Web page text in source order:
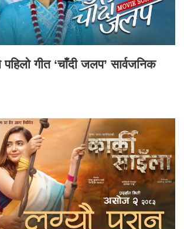
पहिलो गीत ‘चाँदी जलप’ सार्वजनिक